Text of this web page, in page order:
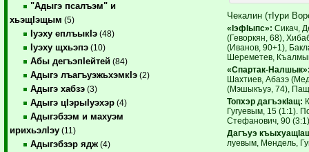
"Адыгэ псалъэм" и
хьэщIэщым (5)
Iуэху еплъыкIэ (48)
Iуэху щхьэпэ (10)
Абы дегъэпIейтей (84)
Адыгэ лъагъуэжьхэмкIэ (2)
Адыгэ хабзэ (3)
Адыгэ цIэрыIуэхэр (4)
Адыгэбзэм и махуэм
ирихьэлIэу (11)
Адыгэбзэр ядж (4)
Чекалин (тIури
«IэфIыпс»: Сикач,
(Геворкян, 68),
(Иванов, 90+1),
Шереметев,
«Спартак-
Шахтиев, Абазэ
(Мэ­шыкъуэ, 74),
Топхэр дагъэкIащ:
Гугуевым, 15 (1:1).
Стефанович, 90
Дагъуэ
луевым, Мендель,